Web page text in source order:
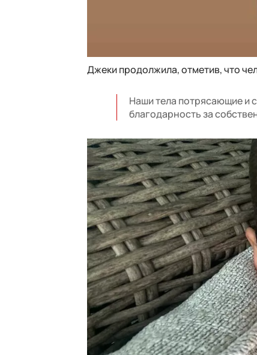
Джеки продолжила, отметив, что
Наши тела потрясающие и
благодарность за